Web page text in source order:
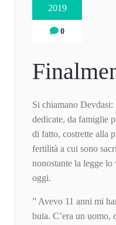
2019
0
Si chiamano
dedicate, da famiglie
di fatto, costrette alla
fertilità a cui sono
nonostante la legge
oggi.
” Avevo 11 anni mi
buia. C’era un uomo,